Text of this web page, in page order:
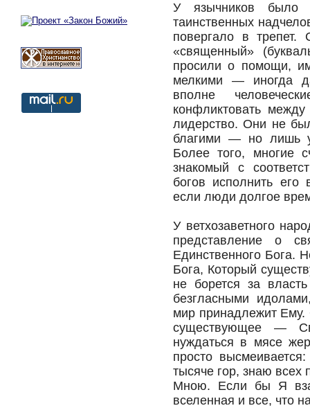
У язычников было
таинственных
повергало в
«священный»
просили о помощи,
мелкими — иногда
вполне
конфликтовать
лидерство. Они не
благими — но лишь
Более того, многие
знакомый с
богов исполнить его
если люди долгое
У ветхозаветного
представление о
Единственного Бога.
Бога, Который
не борется за
безгласными
мир принадлежит
существующее —
нуждаться в мясе
просто
тысяче гор, знаю всех
Мною. Если бы Я
вселенная и все, что